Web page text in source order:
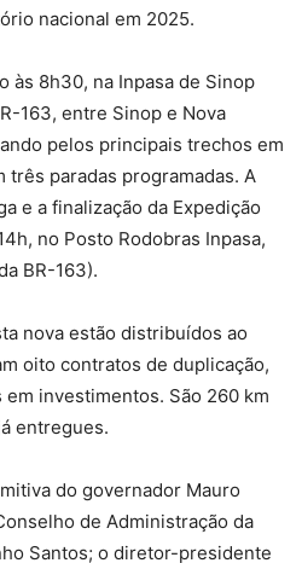
nacional em 2025.
às 8h30, na Inpasa de Sinop
163, entre Sinop e Nova
pelos principais trechos em
três paradas programadas. A
e a finalização da Expedição
no Posto Rodobras Inpasa,
BR-163).
nova estão distribuídos ao
oito contratos de duplicação,
em investimentos. São 260 km
entregues.
do governador Mauro
de Administração da
Santos; o diretor-presidente